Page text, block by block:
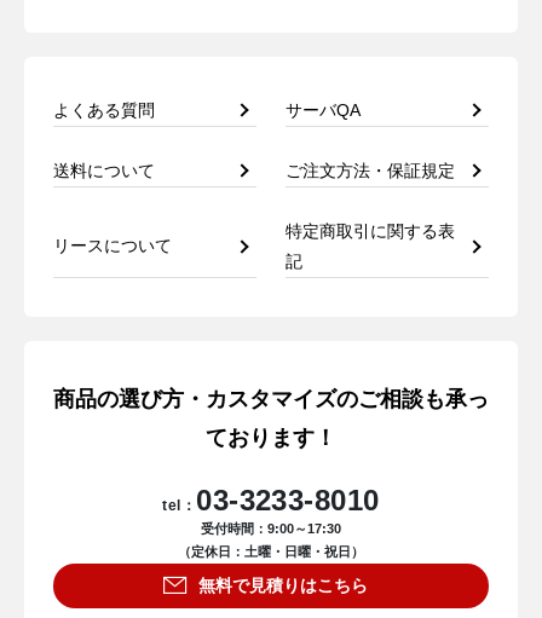
よくある質問 サーバQA
送料について ご注文方法・保証規定
リースについて
特定商取引に関する表
記
商品の選び方・カスタマイズのご相談も承っ
ております！
tel： 03-3233-8010
受付時間：9:00～17:30
（定休日：土曜・日曜・祝日）
無料で見積りはこちら